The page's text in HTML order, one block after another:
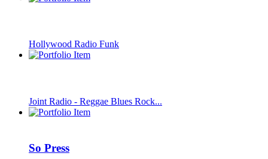
Hollywood Radio Funk
Joint Radio - Reggae Blues Rock...
So Press